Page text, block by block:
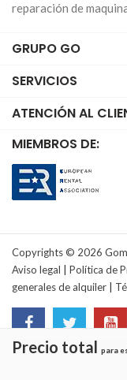
Precio total para
reparación de
GRUPO GO
SERVICIOS
ATENCIÓN AL
MIEMBROS DE:
Copyrights © 2026
Aviso legal
Política de
generales de alquiler